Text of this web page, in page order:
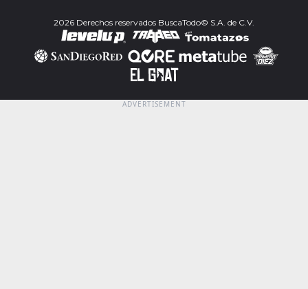
2026 Derechos reservados BuscaTodo© S.A. de C.V.